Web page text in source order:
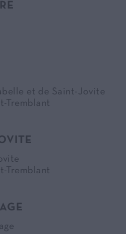
et de Saint-Jovite
Tremblant
Tremblant